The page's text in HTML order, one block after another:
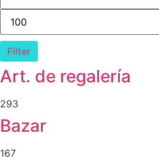
Filter
Art. de regalería
293
Bazar
167